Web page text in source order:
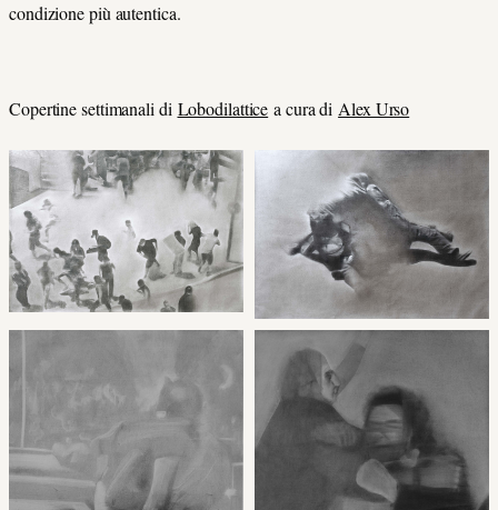
condizione più autentica.
Copertine settimanali di Lobodilattice a cura diAlex Urso